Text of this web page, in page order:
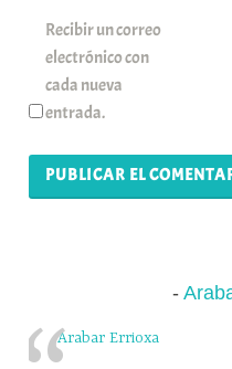
Recibir un correo
electrónico con
cada nueva
entrada.
Arabar Errioxa